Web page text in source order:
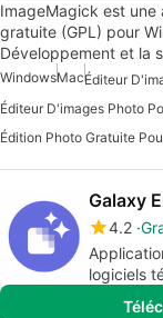
ImageMagick est
gratuite (GPL) pour
Développement et la
WindowsMac
Éditeur D'images Photo
Édition Photo Gratuite
Galaxy
4.2
logiciels